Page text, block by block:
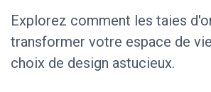
Explorez comment les taies
transformer votre espace de
choix de design astucieux.